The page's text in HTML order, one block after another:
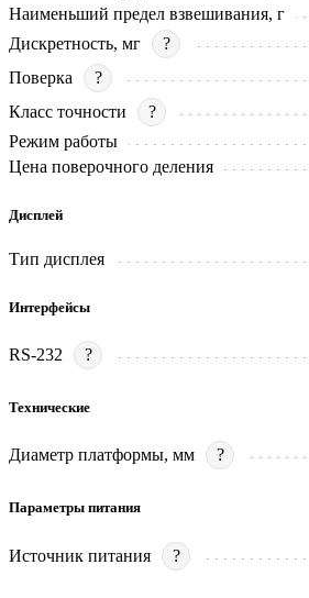
Наименьший предел взвешивания, г
Дискретность, мг
?
Поверка
?
Класс точности
?
Режим работы
Цена поверочного деления
Дисплей
Тип дисплея
Интерфейсы
RS-232 ?
Технические
Диаметр платформы, мм ?
Параметры питания
Источник питания ?